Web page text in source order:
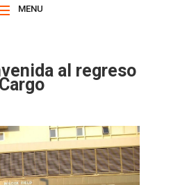
MENU
al regreso